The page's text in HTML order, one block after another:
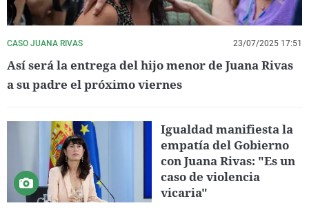
CASO JUANA RIVAS 23/07/2025 17:51
Así será la entrega del hijo menor de Juana Rivas
a su padre el próximo viernes
Igualdad manifiesta la
empatía del Gobierno
con Juana Rivas: "Es un
caso de violencia
vicaria"